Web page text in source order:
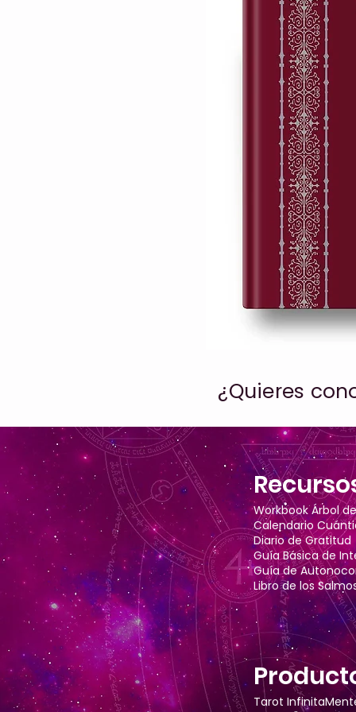
¿Quieres
Workbook Árbol
Calendario
Diario de Gratitud
Guía Básica de
Guía de
Libro de los
Tarot